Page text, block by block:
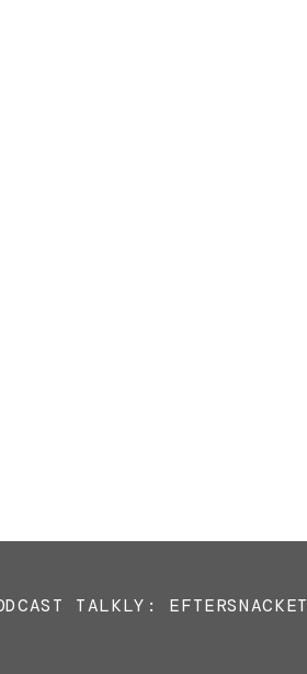
TALKLY: EFTERSNACKET